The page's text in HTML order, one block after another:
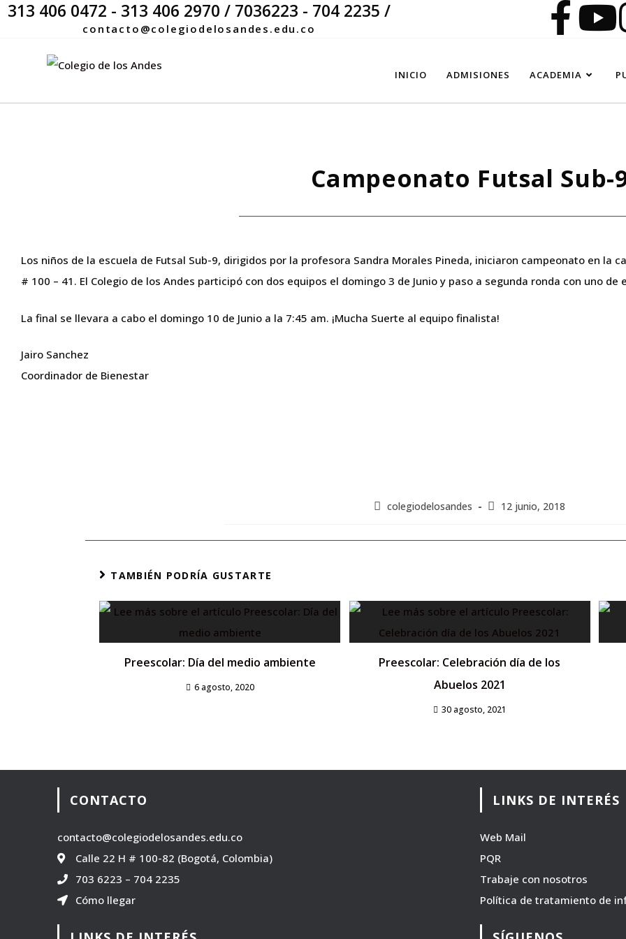
313 406 0472 - 313 406 2970 / 7036223 - 704 2235 /
contacto@colegiodelosandes.edu.co
INICIO ADMISIONES ACADEMIA
Campeonato Futsal Sub-
Los niños de la escuela de Futsal Sub-9, dirigidos por la profesora Sandra Morales Pineda, iniciaron campeonato en la
# 100 – 41. El Colegio de los Andes participó con dos equipos el domingo 3 de Junio y paso a segunda ronda con uno de
La final se llevara a cabo el domingo 10 de Junio a la 7:45 am. ¡Mucha Suerte al equipo finalista!
Jairo Sanchez
Coordinador de Bienestar
colegiodelosandes 12 junio, 2018
TAMBIÉN PODRÍA GUSTARTE
Preescolar: Día del medio ambiente
6 agosto, 2020
Preescolar: Celebración día de los
Abuelos 2021
30 agosto, 2021
CONTACTO
contacto@colegiodelosandes.edu.co
Calle 22 H # 100-82 (Bogotá, Colombia)
703 6223 – 704 2235
Cómo llegar
LINKS DE INTERÉS
Web Mail
PQR
Trabaje con nosotros
Política de tratamiento de